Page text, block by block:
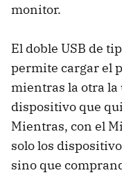
monitor.
El doble USB de
permite cargar el
mientras la otra
dispositivo que
Mientras, con el
solo los
sino que